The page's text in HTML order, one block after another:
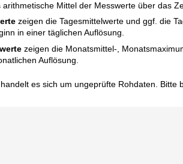
arithmetische Mittel der Messwerte über das
zeigen die Tagesmittelwerte und ggf. die
in einer täglichen Auflösung.
zeigen die Monatsmittel-,
Auflösung.
es sich um ungeprüfte Rohdaten. Bitte